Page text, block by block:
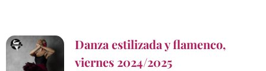
Danza estilizada y flamenco,
viernes 2024/2025